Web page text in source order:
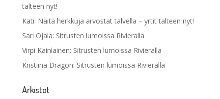
talteen nyt!
Kati: Näitä herkkuja arvostat talvella – yrtit talteen nyt!
Sari Ojala: Sitrusten lumoissa Rivieralla
Virpi Kainlainen: Sitrusten lumoissa Rivieralla
Kristiina Dragon: Sitrusten lumoissa Rivieralla
Arkistot